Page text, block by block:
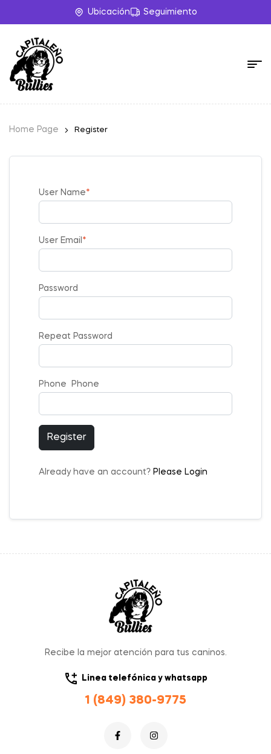
Ubicación Seguimiento
Home Page Register
User Name*
User Email *
Password
Repeat Password
Phone Phone
Register
Already have an account? Please Login
Recibe la mejor atención para tus caninos.
Linea telefónica y whatsapp
1 (849) 380-9775